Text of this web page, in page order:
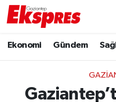
Ekonomi Gündem
Ekonomi
Gaziantep son dakika
Trafik Durumu
Puan Durumu ve Fikstür